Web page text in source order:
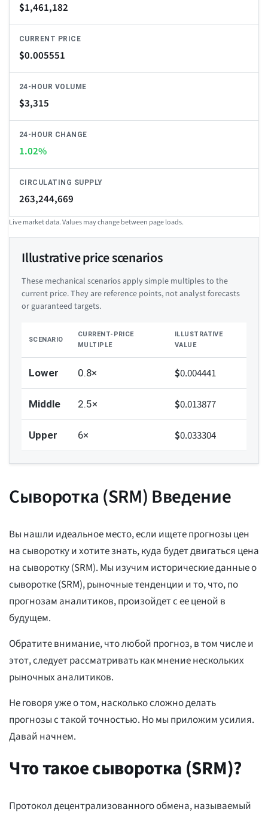
$1,461,182
CURRENT PRICE
$0.005551
24-HOUR VOLUME
$3,315
24-HOUR CHANGE
1.02%
CIRCULATING SUPPLY
263,244,669
Live market data. Values may change between page loads.
Illustrative price scenarios
These mechanical scenarios apply simple multiples to the
current price. They are reference points, not analyst forecasts
or guaranteed targets.
SCENARIO
CURRENT-PRICE
MULTIPLE
ILLUSTRATIVE
VALUE
Lower 0.8× $0.004441
Middle 2.5× $0.013877
Upper 6× $0.033304
Сыворотка (SRM) Введение
Вы нашли идеальное место, если ищете прогнозы цен
на сыворотку и хотите знать, куда будет двигаться цена
на сыворотку (SRM). Мы изучим исторические данные о
сыворотке (SRM), рыночные тенденции и то, что, по
прогнозам аналитиков, произойдет с ее ценой в
будущем.
Обратите внимание, что любой прогноз, в том числе и
этот, следует рассматривать как мнение нескольких
рыночных аналитиков.
Не говоря уже о том, насколько сложно делать
прогнозы с такой точностью. Но мы приложим усилия.
Давай начнем.
Что такое сыворотка (SRM)?
Протокол децентрализованного обмена, называемый